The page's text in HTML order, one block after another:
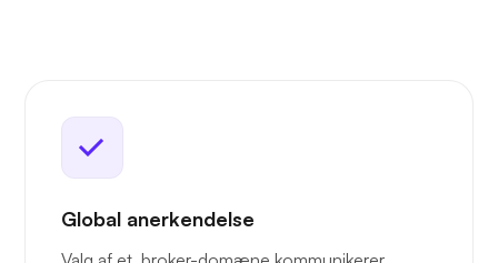
Global anerkendelse